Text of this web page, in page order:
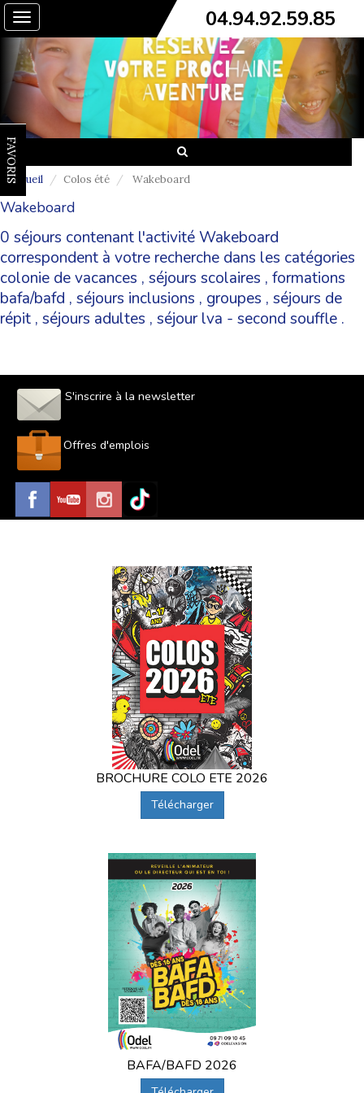
Toggle
navigation
04.94.92.59.85
FAVORIS
Accueil Colos été Wakeboard
Wakeboard
0 séjours contenant l'activité Wakeboard
correspondent à votre recherche dans les catégories
colonie de vacances , séjours scolaires , formations
bafa/bafd , séjours inclusions , groupes , séjours de
répit , séjours adultes , séjour lva - second souffle .
S'inscrire à la newsletter
Offres d'emplois
BROCHURE COLO ETE 2026
Télécharger
BAFA/BAFD 2026